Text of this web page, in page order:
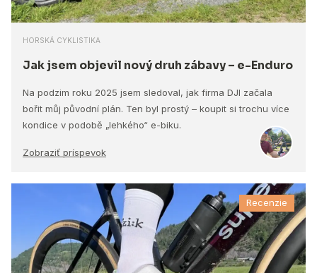
HORSKÁ CYKLISTIKA
Jak jsem objevil nový druh zábavy – e-Enduro
Na podzim roku 2025 jsem sledoval, jak firma DJI začala
bořit můj původní plán. Ten byl prostý – koupit si trochu více
kondice v podobě „lehkého“ e-biku.
Zobraziť príspevok
Recenzie